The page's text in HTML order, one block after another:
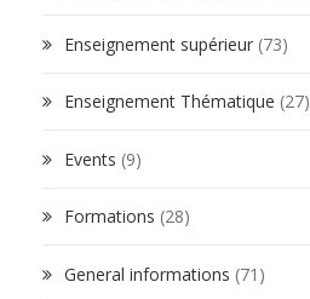
Enseignement supérieur (73)
Enseignement Thématique (27)
Events (9)
Formations (28)
General informations (71)